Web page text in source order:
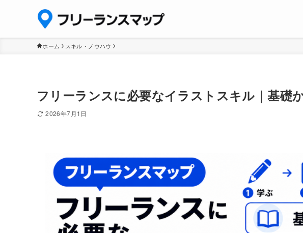
ホーム スキル・ノウハウ
フリーランスに必要なイラストスキル｜基礎
2026年7月1日